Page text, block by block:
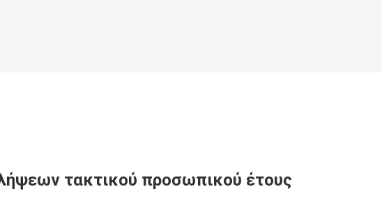
τακτικού προσωπικού έτους